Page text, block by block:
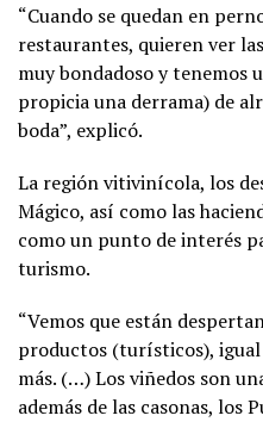
“Cuando se quedan en
restaurantes, quieren ver
muy bondadoso y tenemos
propicia una derrama) de
boda”, explicó.
La región vitivinícola, los
Mágico, así como las
como un punto de interés
turismo.
“Vemos que están
productos (turísticos), igual
más. (…) Los viñedos son
además de las casonas, los